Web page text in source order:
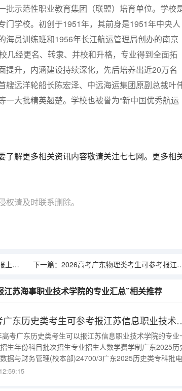
批示范性职业教育集团（联盟）培育单位。学校
门学校。初创于1951年，其前身是1951年中央人
海员训练班和1956年长江航运管理局创办的南京
几经更名、转隶、并校和升格，专业得到全面拓
提升，内涵建设持续深化，先后培养出近20万名
艘远洋轮船长陈宏泽、中远海运集团原副总裁叶
一大批精英翘楚。学校也被誉为“新中国优秀航运
了解更多相关资讯内容敬请关注七七网。更多相
请及时联系删除。
汇总 下一篇： 2026高考广东物理类考生可参考报江苏海事职业技术学院的专业汇总
苏海事职业技术学院的专业汇总”相关推荐
2026高考广东历史类
考广东历史类考生可以报江苏信息职业技术学院的专业
生年份科目批次招生专业招生人数学费学制广东2025历
据与财务管理(校本部)24700/3广东2025历史类专科批
3广东2025历史类专科批大数据与财务管理(校本